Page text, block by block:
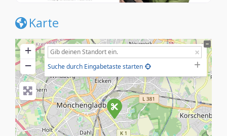
Karte
+
−
Suche durch Eingabetaste starten